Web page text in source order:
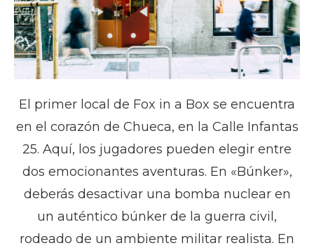
El primer local de Fox in a Box se encuentra
en el corazón de Chueca, en la Calle Infantas
25. Aquí, los jugadores pueden elegir entre
dos emocionantes aventuras. En «Búnker»,
deberás desactivar una bomba nuclear en
un auténtico búnker de la guerra civil,
rodeado de un ambiente militar realista. En